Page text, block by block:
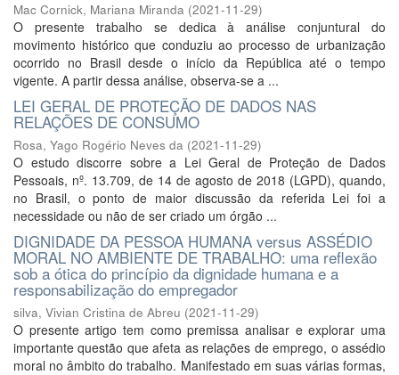
Mac Cornick, Mariana Miranda (2021-11-29)
O presente trabalho se dedica à análise conjuntural do
movimento histórico que conduziu ao processo de urbanização
ocorrido no Brasil desde o início da República até o tempo
vigente. A partir dessa análise, observa-se a ...
LEI GERAL DE PROTEÇÃO DE DADOS NAS
RELAÇÕES DE CONSUMO
Rosa, Yago Rogério Neves da (2021-11-29)
O estudo discorre sobre a Lei Geral de Proteção de Dados
Pessoais, nº. 13.709, de 14 de agosto de 2018 (LGPD), quando,
no Brasil, o ponto de maior discussão da referida Lei foi a
necessidade ou não de ser criado um órgão ...
DIGNIDADE DA PESSOA HUMANA versus ASSÉDIO
MORAL NO AMBIENTE DE TRABALHO: uma reflexão
sob a ótica do princípio da dignidade humana e a
responsabilização do empregador
silva, Vivian Cristina de Abreu (2021-11-29)
O presente artigo tem como premissa analisar e explorar uma
importante questão que afeta as relações de emprego, o assédio
moral no âmbito do trabalho. Manifestado em suas várias formas,